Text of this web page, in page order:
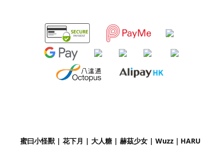
蜜曰小怪獸 | 花下月 | 大人糖 | 赫茲少女 | Wuzz｜ HARU